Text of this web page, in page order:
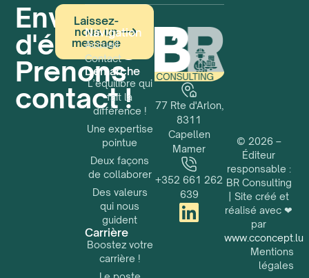
Envie
d'échanger ?
Prenons
contact !
Laissez-
nous un
message
Navigation
Accueil
Contact
Démarche
L’équilibre qui
fait la
différence !
Une expertise
pointue
Deux façons
de collaborer
Des valeurs
qui nous
guident
Carrière
Boostez votre
carrière !
77 Rte d'Arlon,
8311
Capellen
Mamer
+352 661 262
639
© 2026 –
Éditeur
responsable :
BR Consulting
| Site créé et
réalisé avec ❤
par
www.cconcept.lu
Mentions
légales